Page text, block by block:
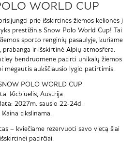
WORLD CUP
prie išskirtinės žiemos kelionės į
prestižinis Snow Polo World Cup! Tai
sporto renginių pasaulyje, kuriame
ir išskirtinė Alpių atmosfera.
bendruomene patirti unikalų žiemos
mėgautis aukščiausio lygio patirtimis.
POLO WORLD CUP
Kicbiuelis, Austrija
2027m. sausio 22-24d.
Kaina tikslinama.
– kviečiame rezervuoti savo vietą šiai
išskirtinei patirčiai.